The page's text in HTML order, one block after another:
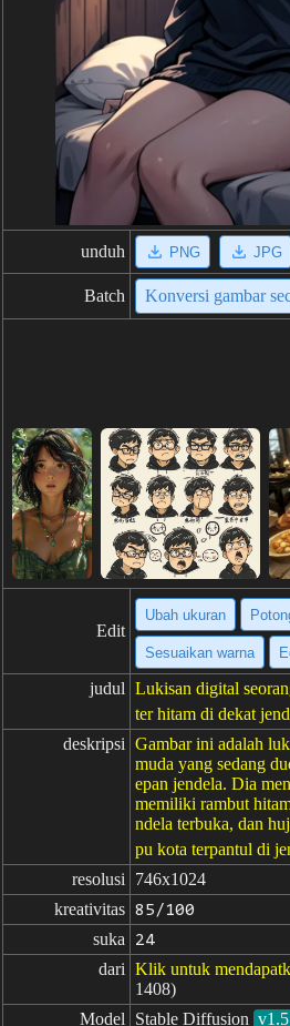
unduh PNG JPG
Batch Konversi gambar
Edit
Ubah ukuran
Sesuaikan warna
judul Lukisan digital
ter hitam di dekat
deskripsi Gambar ini adalah
muda yang sedang
epan jendela. Dia
memiliki rambut
ndela terbuka, dan
pu kota terpantul di
resolusi
746x1024
kreativitas 85/100
suka 24
dari Klik untuk
1408)
Model
Stable Diffusion v1.5